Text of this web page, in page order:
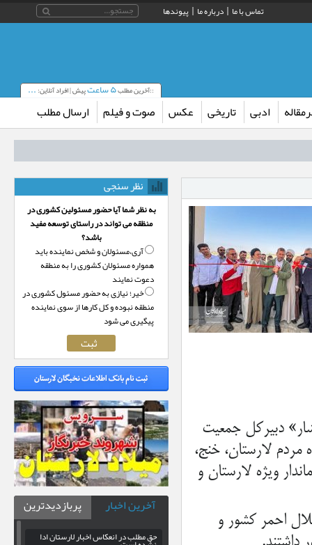
تماس با ما درباره ما پیوندها
::آخرین مطلب۵ ساعت پیش | افراد آنلاین:...
ادبی تاریخی عکس صوت و فیلم ارسال مطلب
دبیرکل جمعیت
لارستان، خنج،
ویژه لارستان و
احمر کشور و
نظر سنجی
به نظر شما آیا حضور مسئولین کشوری در
منظقه می تواند در راستای توسعه مفید
باشد؟
آری،‌مسئولان و شخص نماینده باید
همواره مسئولان کشوری را به منطقه
دعوت نمایند
خیر؛‌ نیازی به حضور مسئول کشوری در
منطقه نبوده و کل کارها از سوی نماینده
پیگیری می شود
آخرین اخبار پربازدیدترین
حق مطلب در انعکاس اخبار لارستان ادا